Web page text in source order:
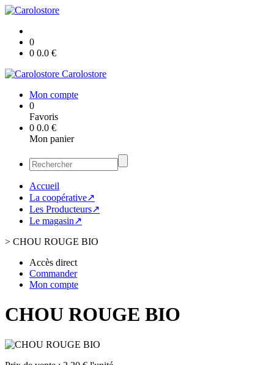
0
0 0.0 €
Carolostore
Mon compte
0
Favoris
0 0.0 €
Mon panier
Accueil
La coopérative↗
Les Producteurs↗
Le magasin↗
> CHOU ROUGE BIO
Accès direct
Commander
Mon compte
CHOU ROUGE BIO